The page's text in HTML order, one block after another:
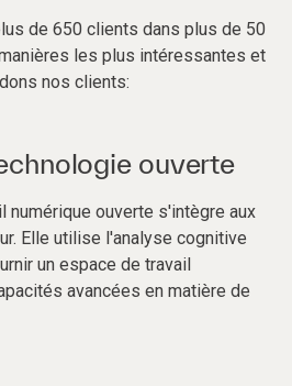
de 650 clients dans plus de 50
les plus intéressantes et
nos clients:
ouverte
numérique ouverte s'intègre aux
Elle utilise l'analyse cognitive
un espace de travail
avancées en matière de